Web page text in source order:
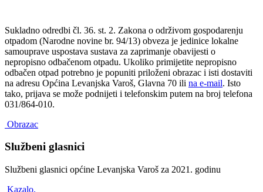
Sukladno odredbi čl. 36. st. 2. Zakona o održivom gospodarenju
otpadom (Narodne novine br. 94/13) obveza je jedinice lokalne
samouprave uspostava sustava za zaprimanje obavijesti o
nepropisno odbačenom otpadu. Ukoliko primijetite nepropisno
odbačen otpad potrebno je popuniti priloženi obrazac i isti dostaviti
na adresu Općina Levanjska Varoš, Glavna 70 ili na e-mail. Isto
tako, prijava se može podnijeti i telefonskim putem na broj telefona
031/864-010.
Obrazac
Službeni glasnici
Službeni glasnici općine Levanjska Varoš za 2021. godinu
Kazalo.